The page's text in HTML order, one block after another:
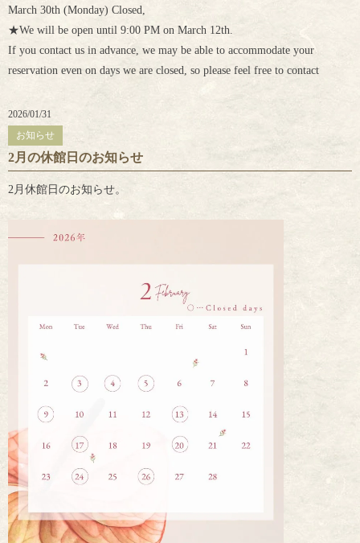
March 30th (Monday) Closed,
★We will be open until 9:00 PM on March 12th.
If you contact us in advance, we may be able to accommodate your
reservation even on days we are closed, so please feel free to contact
2026/01/31
お知らせ
2月の休館日のお知らせ
2月休館日のお知らせ。